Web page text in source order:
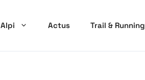
Actus Trail & Running